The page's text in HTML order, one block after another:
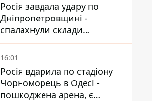
Росія завдала удару по
Дніпропетровщині -
спалахнули склади
логістичної компанії
16:01
Росія вдарила по стадіону
Чорноморець в Одесі -
пошкоджена арена, є